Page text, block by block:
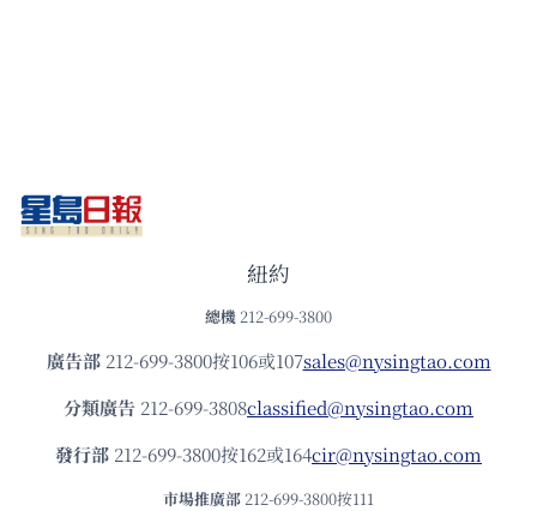
紐約
總機 212-699-3800
廣告部212-699-3800按106或107sales@nysingtao.com
分類廣告 212-699-3808classified@nysingtao.com
發⾏部 212-699-3800按162或164cir@nysingtao.com
市場推廣部 212-699-3800按111